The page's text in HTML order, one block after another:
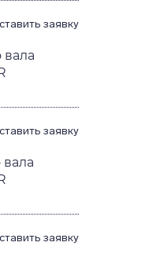
заявку
вала
заявку
заявку